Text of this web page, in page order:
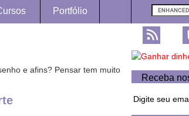
Portfólio
e afins? Pensar tem muito
Receba
Digite seu